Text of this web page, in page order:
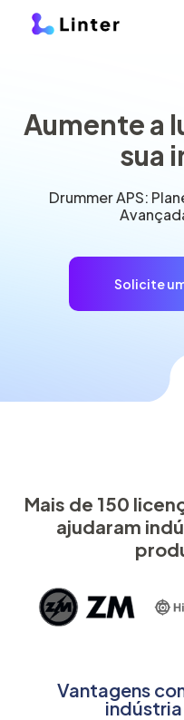
Aumente a
sua
Drummer APS:
Solicite
Mais de 150
ajudaram
Vantagens
indústria